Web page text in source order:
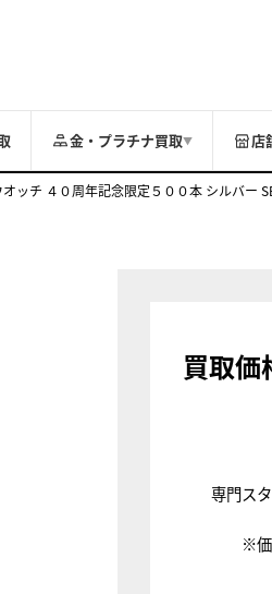
金・プラチナ買取▼ 店
ッチ ４０周年記念限定５００本 シルバー
買取価
専門ス
※価